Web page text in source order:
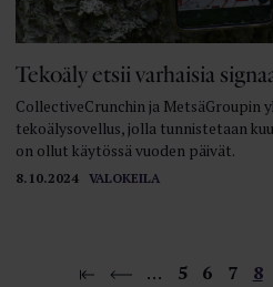
8.10.2024 VALOKEILA
Tekoäly etsii varhaisia
CollectiveCrunchin ja MetsäGroupin
tekoälysovellus, jolla tunnistetaan
on ollut käytössä vuoden päivät.
… 5 6 7 8